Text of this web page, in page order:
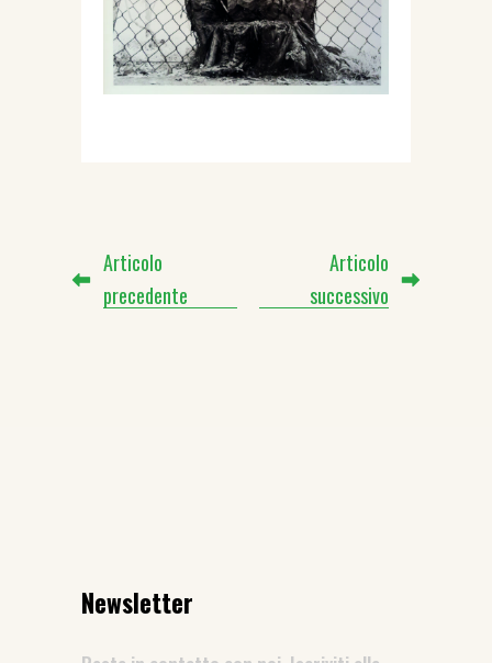
Articolo
precedente
Articolo
successivo
Newsletter